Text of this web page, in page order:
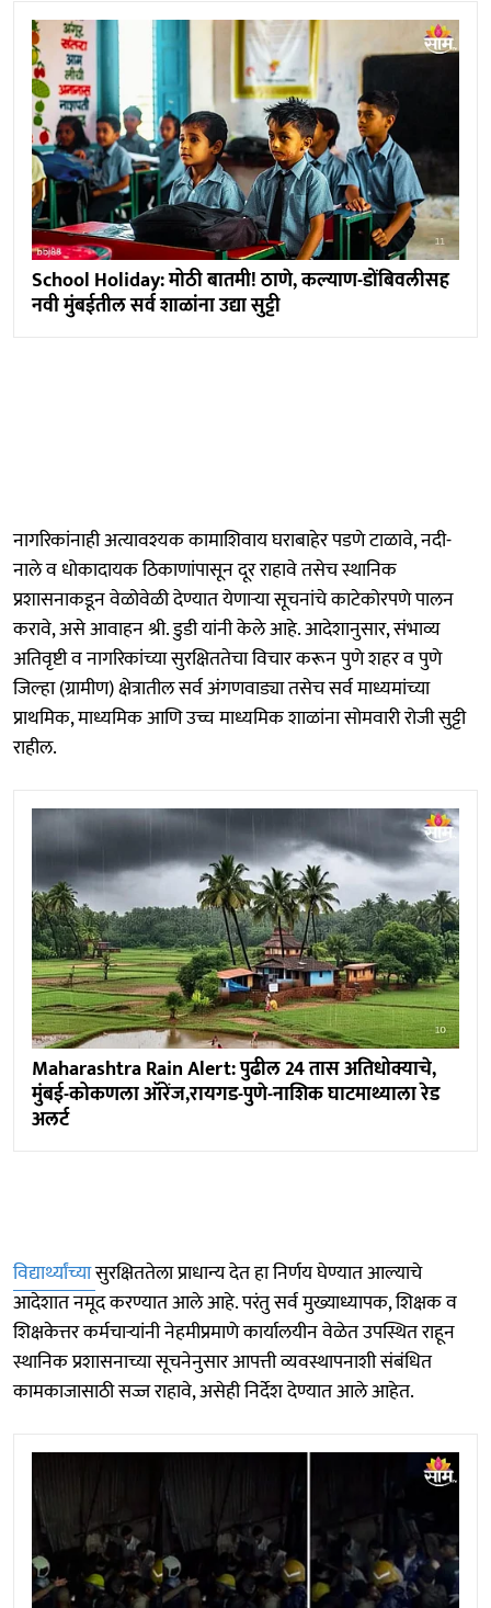
School Holiday: मोठी बातमी! ठाणे, कल्याण-डोंबिवलीसह
नवी मुंबईतील सर्व शाळांना उद्या सुट्टी
नागरिकांनाही अत्यावश्यक कामाशिवाय घराबाहेर पडणे टाळावे, नदी-
नाले व धोकादायक ठिकाणांपासून दूर राहावे तसेच स्थानिक
प्रशासनाकडून वेळोवेळी देण्यात येणाऱ्या सूचनांचे काटेकोरपणे पालन
करावे, असे आवाहन श्री. डुडी यांनी केले आहे. आदेशानुसार, संभाव्य
अतिवृष्टी व नागरिकांच्या सुरक्षिततेचा विचार करून पुणे शहर व पुणे
जिल्हा (ग्रामीण) क्षेत्रातील सर्व अंगणवाड्या तसेच सर्व माध्यमांच्या
प्राथमिक, माध्यमिक आणि उच्च माध्यमिक शाळांना सोमवारी रोजी सुट्टी
राहील.
Maharashtra Rain Alert: पुढील 24 तास अतिधोक्याचे,
मुंबई-कोकणला ऑरेंज,रायगड-पुणे-नाशिक घाटमाथ्याला रेड
अलर्ट
विद्यार्थ्यांच्यासुरक्षिततेला प्राधान्य देत हा निर्णय घेण्यात आल्याचे
आदेशात नमूद करण्यात आले आहे. परंतु सर्व मुख्याध्यापक, शिक्षक व
शिक्षकेत्तर कर्मचाऱ्यांनी नेहमीप्रमाणे कार्यालयीन वेळेत उपस्थित राहून
स्थानिक प्रशासनाच्या सूचनेनुसार आपत्ती व्यवस्थापनाशी संबंधित
कामकाजासाठी सज्ज राहावे, असेही निर्देश देण्यात आले आहेत.